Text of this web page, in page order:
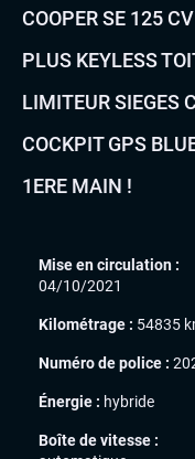
COOPER SE 125
PLUS KEYLESS
LIMITEUR SIEGES
COCKPIT GPS
1ERE MAIN !
Mise en circulation :
04/10/2021
Kilométrage : 54835
Numéro de police :
Énergie : hybride
Boîte de vitesse :